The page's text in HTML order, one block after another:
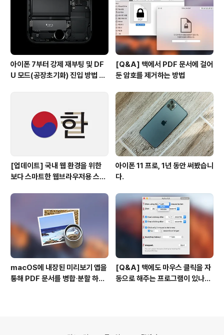
아이폰 7부터 강제 재부팅 및 DF
U 모드(공장초기화) 진입 방법 변
[Q&A] 맥에서 PDF 문서에 걸어
둔 암호를 제거하는 방법
[업데이트] 국내 웹 환경을 위한
보다 스마트한 웹브라우저용 스타
아이폰 11 프로, 1년 동안 써봤습니
다.
macOS에 내장된 미리보기 앱을
통해 PDF 문서를 병합∙분할 하는
[Q&A] 맥에도 마우스 클릭을 자
동으로 해주는 프로그램이 있나